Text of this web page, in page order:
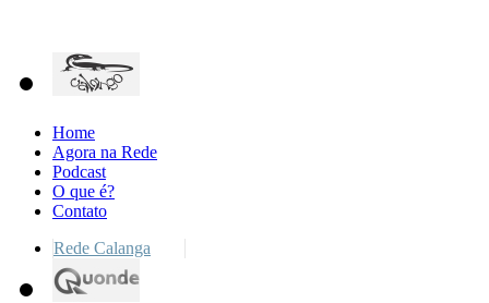
Home
Agora na Rede
Podcast
O que é?
Contato
Rede Calanga